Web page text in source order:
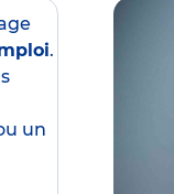
.
un